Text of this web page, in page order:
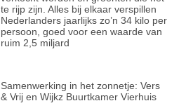
te rijp zijn. Alles bij elkaar verspillen
Nederlanders jaarlijks zo’n 34 kilo per
persoon, goed voor een waarde van
ruim 2,5 miljard
Samenwerking in het zonnetje: Vers
& Vrij en Wijkz Buurtkamer Vierhuis